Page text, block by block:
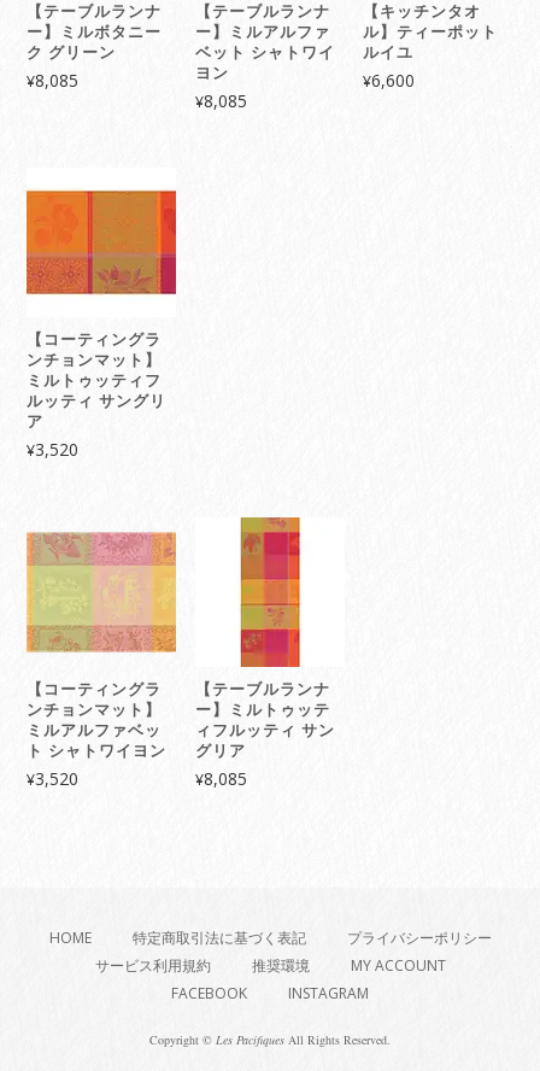
【テーブルランナ
ー】ミルボタニー
ク グリーン
¥8,085
【テーブルランナ
ー】ミルアルファ
ベット シャトワイ
ヨン
¥8,085
【キッチンタオ
ル】ティーポット
ルイユ
¥6,600
【コーティングラ
ンチョンマット】
ミルトゥッティフ
ルッティ サングリ
ア
¥3,520
【コーティングラ
ンチョンマット】
ミルアルファベッ
ト シャトワイヨン
¥3,520
【テーブルランナ
ー】ミルトゥッテ
ィフルッティ サン
グリア
¥8,085
HOME 特定商取引法に基づく表記
プライバシーポリシー
サービス利用規約
推奨環境
MY ACCOUNT
FACEBOOK
INSTAGRAM
Copyright © Les Pacifiques All Rights Reserved.